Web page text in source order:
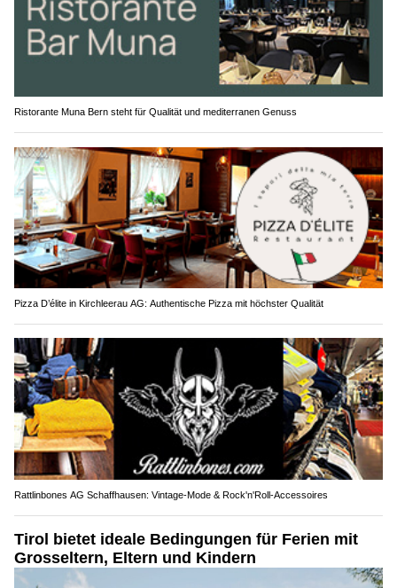
Ristorante Muna Bern steht für Qualität und mediterranen Genuss
Pizza D’élite in Kirchleerau AG: Authentische Pizza mit höchster Qualität
Rattlinbones AG Schaffhausen: Vintage-Mode & Rock'n'Roll-Accessoires
Tirol bietet ideale Bedingungen für Ferien mit
Grosseltern, Eltern und Kindern